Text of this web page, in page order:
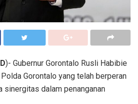
)- Gubernur Gorontalo Rusli Habibie
Gorontalo yang telah berperan
sinergitas dalam penanganan